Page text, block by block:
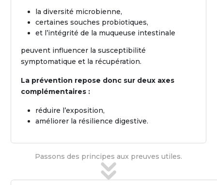
la diversité microbienne,
certaines souches probiotiques,
et l’intégrité de la muqueuse intestinale
peuvent influencer la susceptibilité
symptomatique et la récupération.
La prévention repose donc sur deux axes
complémentaires :
réduire l’exposition,
améliorer la résilience digestive.
Passons des principes aux preuves utiles.